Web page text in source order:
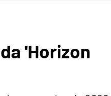
'Horizon